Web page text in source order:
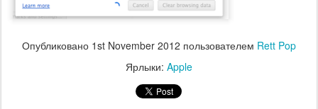
Опубликовано 1st November 2012 пользователем Rett Pop
Ярлыки: Apple